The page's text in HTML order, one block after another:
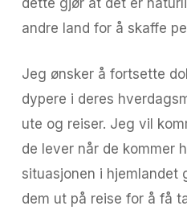
dette gjør at det er
andre land for å skaffe
Jeg ønsker å fortsette
dypere i deres
ute og reiser. Jeg vil
de lever når de kommer
situasjonen i hjemlandet
dem ut på reise for å få